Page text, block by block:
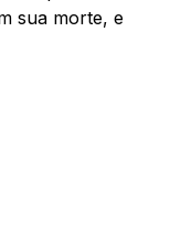
sua morte, e